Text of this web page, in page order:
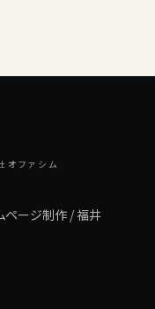
オファシム
ページ制作 / 福井